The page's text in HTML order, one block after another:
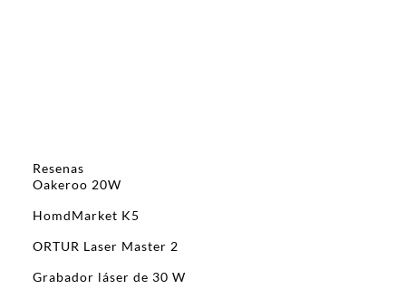
Resenas
Oakeroo 20W
HomdMarket K5
ORTUR Laser Master 2
Grabador láser de 30 W